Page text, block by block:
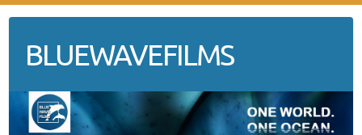
contentBLUEWAVEFILMS